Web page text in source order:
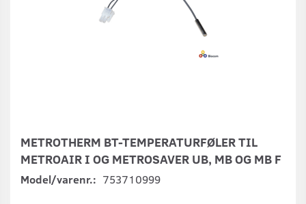
METROTHERM BT-TEMPERATURFØLER TIL
METROAIR I OG METROSAVER UB, MB OG MB F
Model/varenr.: 753710999